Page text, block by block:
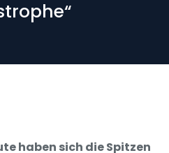
haben sich die Spitzen